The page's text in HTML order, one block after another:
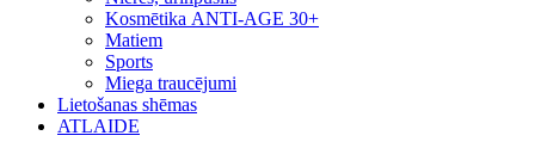
Kosmētika ANTI-AGE 30+
Matiem
Sports
Miega traucējumi
Lietošanas shēmas
ATLAIDE